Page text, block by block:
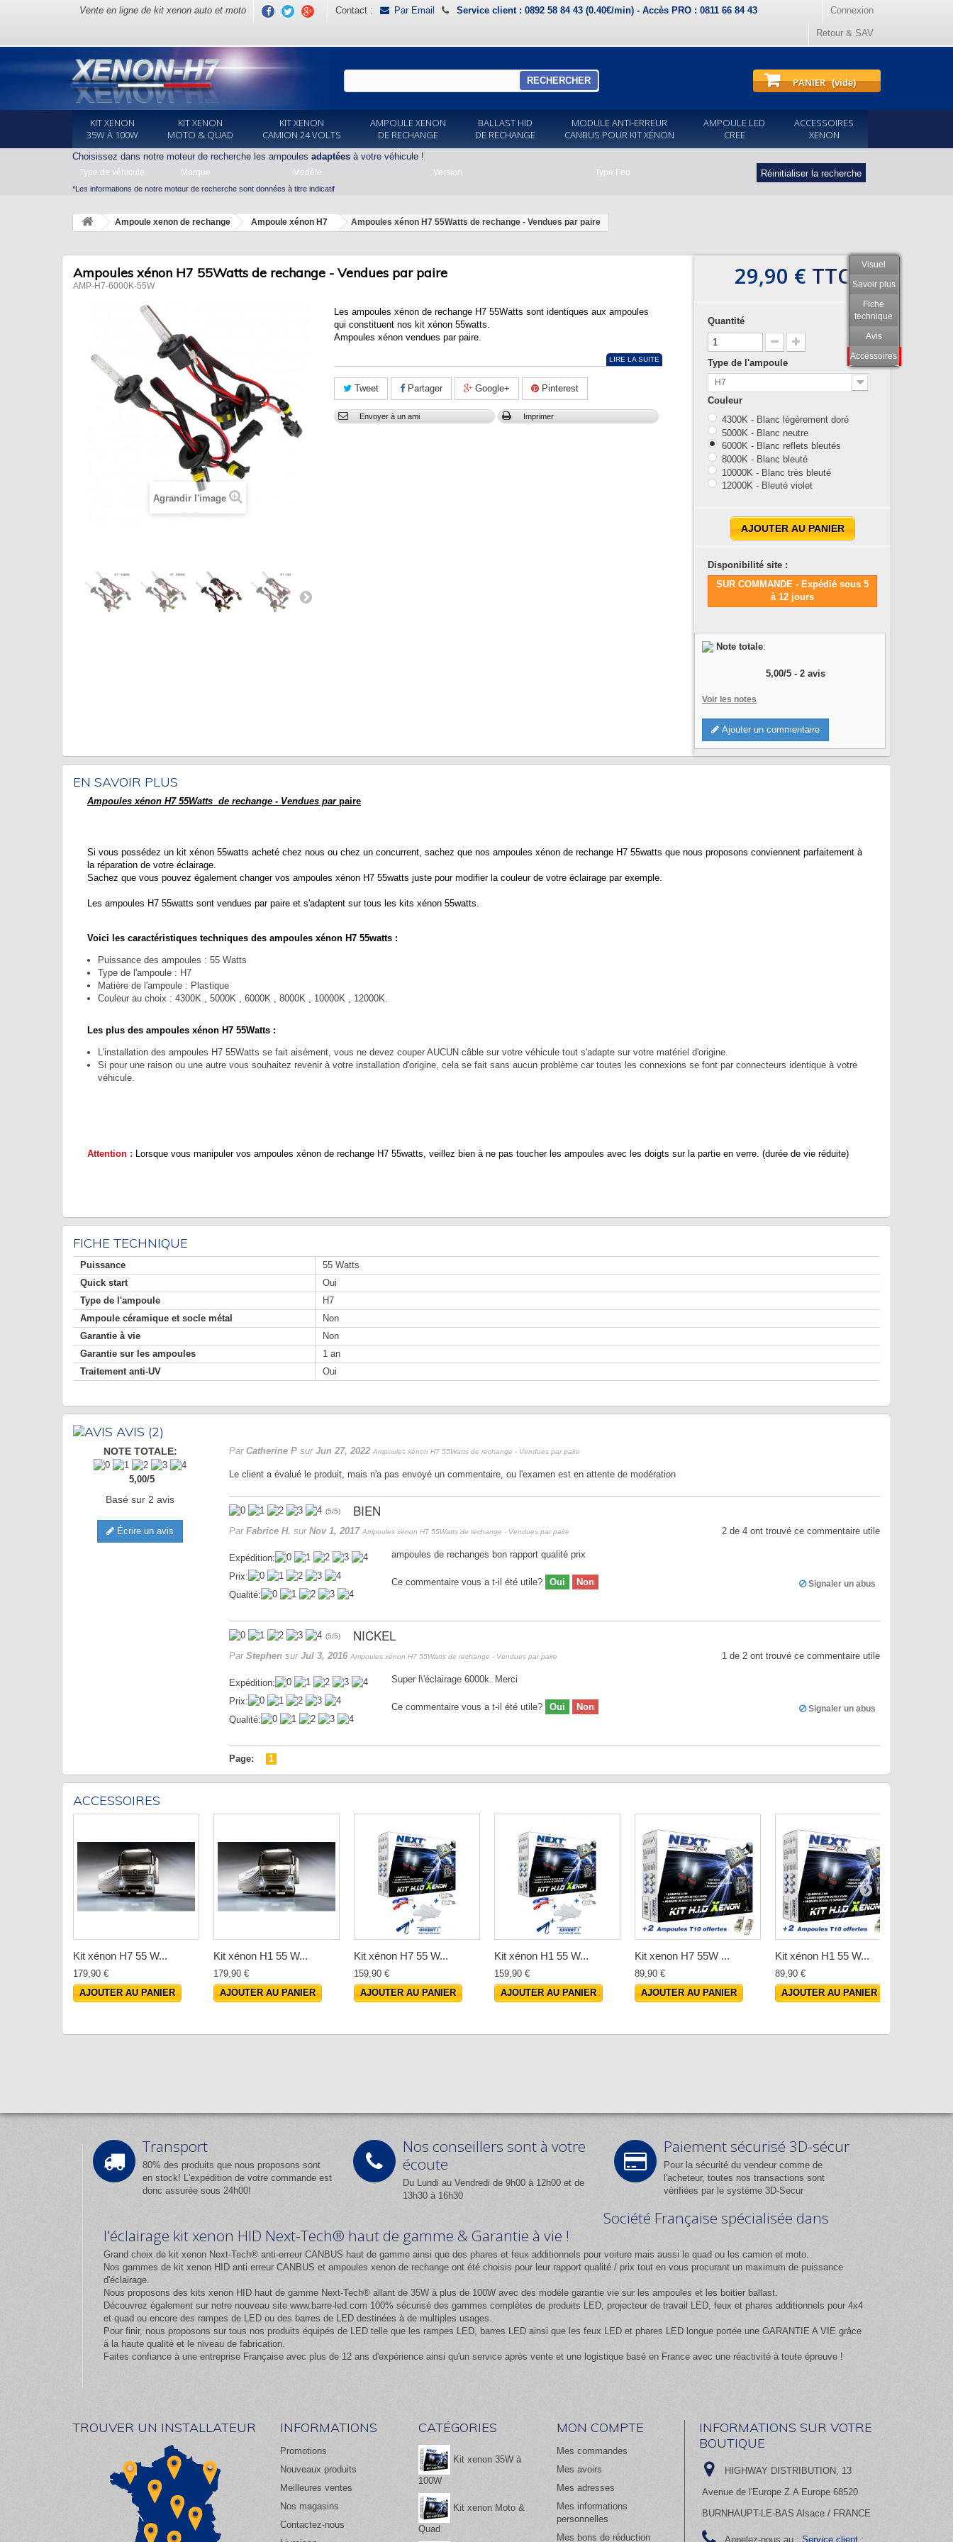
Vente en ligne de kit xenon auto et moto Connexion
Contact : Par Email Service client : 0892 58 84 43 (0.40€/min) - Accès PRO : 0811 66 84 43
Retour & SAV
RECHERCHER PANIER (vide)
KIT XENON
35W À 100W
KIT XENON
MOTO & QUAD
KIT XENON
CAMION 24 VOLTS
AMPOULE XENON
DE RECHANGE
BALLAST HID
DE RECHANGE
MODULE ANTI-ERREUR
CANBUS POUR KIT XÉNON
AMPOULE LED
CREE
ACCESSOIRES
XENON
Choisissez dans notre moteur de recherche les ampoules adaptées à votre véhicule !
Type de véhicule Marque Modèle Version Type Feu Réinitialiser la recherche
*Les informations de notre moteur de recherche sont données à titre indicatif
Ampoule xenon de rechange Ampoule xénon H7 Ampoules xénon H7 55Watts de rechange - Vendues par paire
Visuel
Savoir plus
Fiche
technique
Avis
Accéssoires
Ampoules xénon H7 55Watts de rechange - Vendues par paire
AMP-H7-6000K-55W
Agrandir l'image
Les ampoules xénon de rechange H7 55Watts sont identiques aux ampoules
qui constituent nos kit xénon 55watts.
Ampoules xénon vendues par paire.
LIRE LA SUITE
Tweet Partager Google+ Pinterest
Envoyer à un ami Imprimer
29,90 € TTC
Quantité
Type de l'ampoule
H7
Couleur
4300K - Blanc légèrement doré
5000K - Blanc neutre
6000K - Blanc reflets bleutés
8000K - Blanc bleuté
10000K - Blanc très bleuté
12000K - Bleuté violet
AJOUTER AU PANIER
Disponibilité site :
SUR COMMANDE - Expédié sous 5
à 12 jours
Note totale:
5,00/5 - 2 avis
Voir les notes
Ajouter un commentaire
EN SAVOIR PLUS
Ampoules xénon H7 55Watts de rechange - Vendues parpaire
Si vous possédez un kit xénon 55watts acheté chez nous ou chez un concurrent, sachez que nos ampoules xénon de rechange H7 55watts que nous proposons conviennent parfaitement à
la réparation de votre éclairage.
Sachez que vous pouvez également changer vos ampoules xénon H7 55watts juste pour modifier la couleur de votre éclairage par exemple.
Les ampoules H7 55watts sont vendues par paire et s'adaptent sur tous les kits xénon 55watts.
Voici les caractéristiques techniques des ampoules xénon H7 55watts :
Puissance des ampoules : 55 Watts
Type de l'ampoule : H7
Matière de l'ampoule : Plastique
Couleur au choix : 4300K , 5000K , 6000K , 8000K , 10000K , 12000K.
Les plus des ampoules xénon H7 55Watts :
L'installation des ampoules H7 55Watts se fait aisément, vous ne devez couper AUCUN câble sur votre véhicule tout s'adapte sur votre matériel d'origine.
Si pour une raison ou une autre vous souhaitez revenir à votre installation d'origine, cela se fait sans aucun problème car toutes les connexions se font par connecteurs identique à votre
véhicule.
Attention : Lorsque vous manipuler vos ampoules xénon de rechange H7 55watts, veillez bien à ne pas toucher les ampoules avec les doigts sur la partie en verre. (durée de vie réduite)
FICHE TECHNIQUE
Puissance
55 Watts
Quick start
Oui
Type de l'ampoule
H7
Ampoule céramique et socle métal
Non
Garantie à vie
Non
Garantie sur les ampoules
1 an
Traitement anti-UV
Oui
AVIS (2)
NOTE TOTALE:
5,00/5
Basé sur 2 avis
Écrire un avis
Par Catherine Psur Jun 27, 2022 Ampoules xénon H7 55Watts de rechange - Vendues par paire
Le client a évalué le produit, mais n'a pas envoyé un commentaire, ou l'examen est en attente de modération
(5/5) BIEN
Par Fabrice H. sur Nov 1, 2017 Ampoules xénon H7 55Watts de rechange - Vendues par paire 2de 4ont trouvé ce commentaire utile
Expédition:
Prix:
Qualité:
ampoules de rechanges bon rapport qualité prix
Ce commentaire vous a t-il été utile? Oui Non Signaler un abus
(5/5) NICKEL
Par Stephensur Jul 3, 2016 Ampoules xénon H7 55Watts de rechange - Vendues par paire 1de 2ont trouvé ce commentaire utile
Expédition:
Prix:
Qualité:
Super l\'éclairage 6000k. Merci
Ce commentaire vous a t-il été utile? Oui Non Signaler un abus
Page: 1
ACCESSOIRES
Kit xénon H7 55 W...
179,90 €
AJOUTER AU PANIER
Kit xénon H1 55 W...
179,90 €
AJOUTER AU PANIER
Kit xénon H7 55 W...
159,90 €
AJOUTER AU PANIER
Kit xénon H1 55 W...
159,90 €
AJOUTER AU PANIER
Kit xenon H7 55W ...
89,90 €
AJOUTER AU PANIER
Kit xénon H1 55 W...
89,90 €
AJOUTER AU PANIER
Transport
80% des produits que nous proposons sont
en stock! L'expédition de votre commande est
donc assurée sous 24h00!
Nos conseillers sont à votre
écoute
Du Lundi au Vendredi de 9h00 à 12h00 et de
13h30 à 16h30
Paiement sécurisé 3D-sécur
Pour la sécurité du vendeur comme de
l'acheteur, toutes nos transactions sont
vérifiées par le système 3D-Secur
Société Française spécialisée dans
l'éclairage kit xenon HID Next-Tech® haut de gamme & Garantie à vie !
Grand choix de kit xenon Next-Tech® anti-erreur CANBUS haut de gamme ainsi que des phares et feux additionnels pour voiture mais aussi le quad ou les camion et moto.
Nos gammes de kit xenon HID anti erreur CANBUS et ampoules xenon de rechange ont été choisis pour leur rapport qualité / prix tout en vous procurant un maximum de puissance
d'éclairage.
Nous proposons des kits xenon HID haut de gamme Next-Tech® allant de 35W à plus de 100W avec des modèle garantie vie sur les ampoules et les boitier ballast.
Découvrez également sur notre nouveau site www.barre-led.com 100% sécurisé des gammes complètes de produits LED, projecteur de travail LED, feux et phares additionnels pour 4x4
et quad ou encore des rampes de LED ou des barres de LED destinées à de multiples usages.
Pour finir, nous proposons sur tous nos produits équipés de LED telle que les rampes LED, barres LED ainsi que les feux LED et phares LED longue portée une GARANTIE A VIE grâce
à la haute qualité et le niveau de fabrication.
Faites confiance à une entreprise Française avec plus de 12 ans d'expérience ainsi qu'un service après vente et une logistique basé en France avec une réactivité à toute épreuve !
TROUVER UN INSTALLATEUR INFORMATIONS
Promotions
Nouveaux produits
Meilleures ventes
Nos magasins
Contactez-nous
CATÉGORIES
Kit xenon 35W à
100W
Kit xenon Moto &
Quad
MON COMPTE
Mes commandes
Mes avoirs
Mes adresses
Mes informations
personnelles
Mes bons de réduction
INFORMATIONS SUR VOTRE
BOUTIQUE
HIGHWAY DISTRIBUTION, 13
Avenue de l'Europe Z.A Europe 68520
BURNHAUPT-LE-BAS Alsace / FRANCE
Appelez-nous au : Service client :